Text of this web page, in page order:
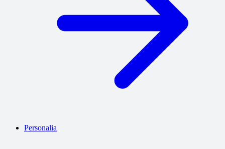
Personalia